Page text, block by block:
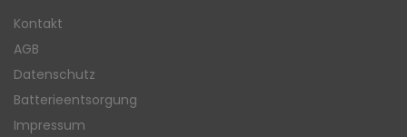
Kontakt
AGB
Datenschutz
Batterieentsorgung
Impressum